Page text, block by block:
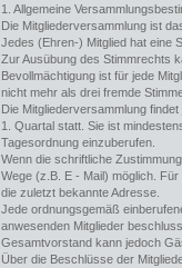
1. Allgemeine
Die Mitgliederversammlung ist
Jedes (Ehren-) Mitglied hat eine
Zur Ausübung des Stimmrechts
Bevollmächtigung ist für jede
nicht mehr als drei fremde
Die Mitgliederversammlung
1. Quartal statt. Sie ist
Tagesordnung einzuberufen.
Wenn die schriftliche
Wege (z.B. E - Mail) möglich.
die zuletzt bekannte Adresse.
Jede ordnungsgemäß
anwesenden Mitglieder
Gesamtvorstand kann jedoch
Über die Beschlüsse der